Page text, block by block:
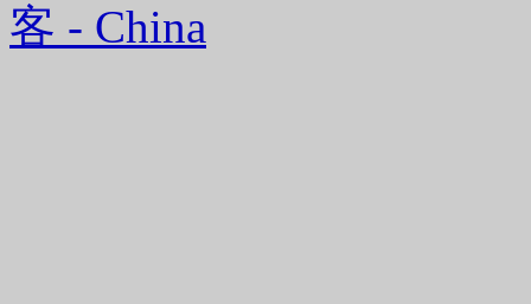
客 - China